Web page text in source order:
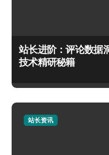
站长进阶：评论数据
技术精研秘籍
站长资讯